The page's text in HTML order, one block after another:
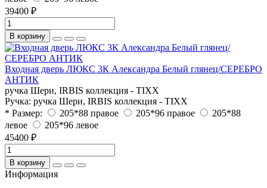
39400 ₽
В корзину
Входная дверь ЛЮКС 3К Александра Белый глянец/СЕРЕБРО
АНТИК
ручка Шери, IRBIS коллекция - TIXX
Ручка: ручка Шери, IRBIS коллекция - TIXX
* Размер:
205*88 правое 205*96 правое
205*88
левое
205*96 левое
45400 ₽
В корзину
Информация